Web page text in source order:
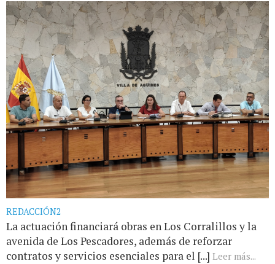
REDACCIÓN2
La actuación financiará obras en Los Corralillos y la
avenida de Los Pescadores, además de reforzar
contratos y servicios esenciales para el [...] Leer más...